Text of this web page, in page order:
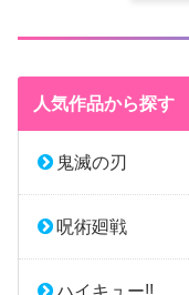
人気作品から探す
鬼滅の刃
呪術廻戦
ハイキュー!!